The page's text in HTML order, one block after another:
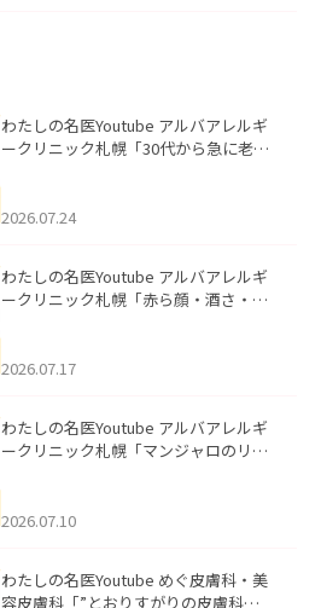
わたしの名医Youtube アルバアレルギ
ークリニック札幌「30代から急に老け
た。
2026.07.24
わたしの名医Youtube アルバアレルギ
ークリニック札幌「赤ら顔・酒さ・ニ
した。
2026.07.17
わたしの名医Youtube アルバアレルギ
ークリニック札幌「マンジャロのリア
た。
2026.07.10
わたしの名医Youtube めぐ皮膚科・美
容皮膚科「”とおりすがりの皮膚科